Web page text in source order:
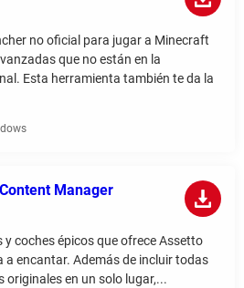
no oficial para jugar a Minecraft
que no están en la
Esta herramienta también te da la
Manager
y coches épicos que ofrece Assetto
a encantar. Además de incluir todas
originales en un solo lugar,...